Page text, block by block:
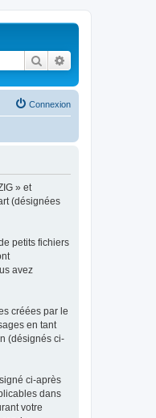
Rechercher
Connexion
» et
(désignées
petits fichiers
avez
créées par le
en tant
(désignés ci-
ci-après
dans
votre